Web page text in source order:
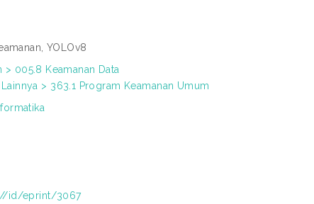
YOLOv8
005.8 Keamanan Data
> 363.1 Program Keamanan Umum
id/eprint/3067